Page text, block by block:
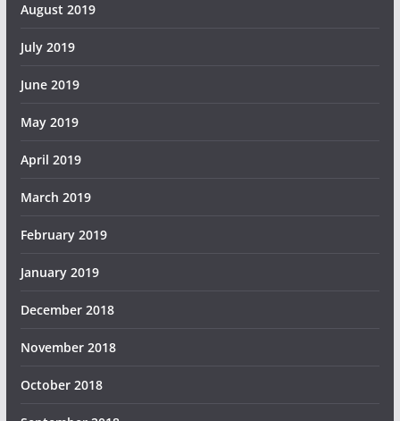
August 2019
July 2019
June 2019
May 2019
April 2019
March 2019
February 2019
January 2019
December 2018
November 2018
October 2018